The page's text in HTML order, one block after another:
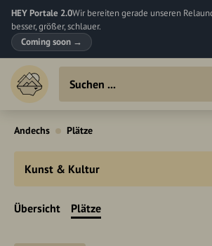
HEY Portale 2.0Wir bereiten gerade unseren
besser, größer, schlauer.
Coming soon →
Andechs Plätze
Kunst & Kultur
Übersicht Plätze